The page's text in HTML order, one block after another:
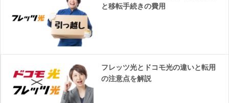
と移転手続きの費用
フレッツ光とドコモ光の違いと転用
の注意点を解説